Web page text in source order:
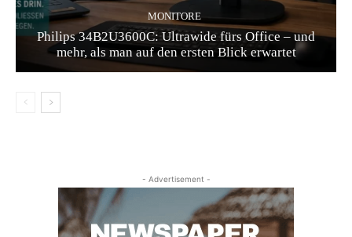
MONITORE
Philips 34B2U3600C: Ultrawide fürs Office – und
mehr, als man auf den ersten Blick erwartet
- Advertisement -